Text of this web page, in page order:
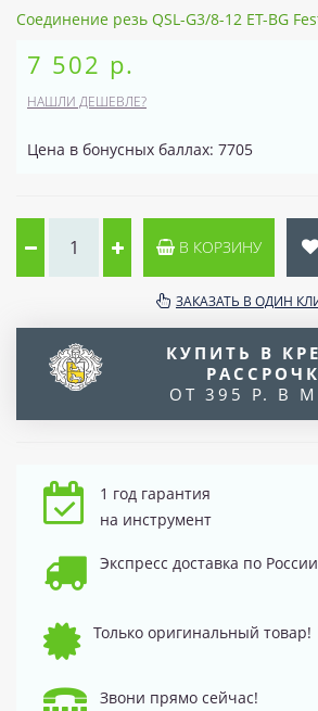
Соединение резь QSL-G3/8-12 ET-BG
7 502 р.
НАШЛИ ДЕШЕВЛЕ?
Цена в бонусных баллах: 7705
В КОРЗИНУ
ЗАКАЗАТЬ В ОДИН
КУПИТЬ В
ОТ 395 Р. В
1 год гарантия
на инструмент
Экспресс доставка по России
Только оригинальный товар!
Звони прямо сейчас!